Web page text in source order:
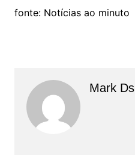
fonte: Notícias ao minuto
Mark Ds